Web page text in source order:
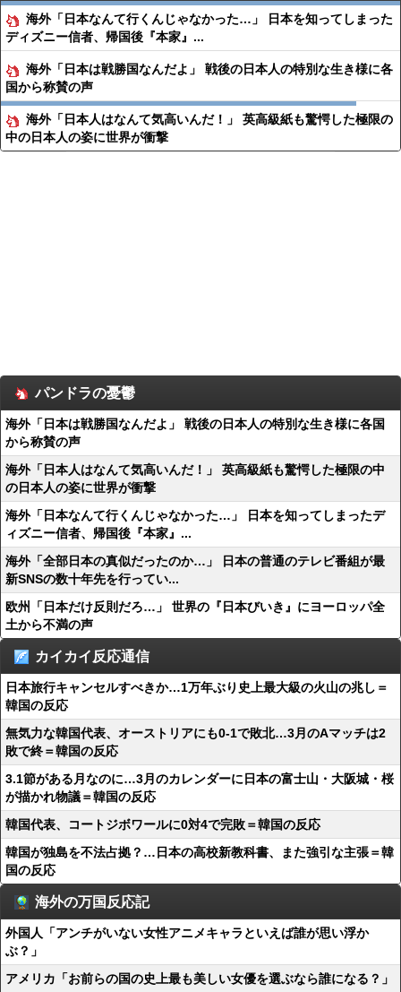
海外「日本なんて行くんじゃなかった…」 日本を知ってしまった
ディズニー信者、帰国後『本家』...
海外「日本は戦勝国なんだよ」 戦後の日本人の特別な生き様に各
国から称賛の声
海外「日本人はなんて気高いんだ！」 英高級紙も驚愕した極限の
中の日本人の姿に世界が衝撃
パンドラの憂鬱
海外「日本は戦勝国なんだよ」 戦後の日本人の特別な生き様に各国
から称賛の声
海外「日本人はなんて気高いんだ！」 英高級紙も驚愕した極限の中
の日本人の姿に世界が衝撃
海外「日本なんて行くんじゃなかった…」 日本を知ってしまったデ
ィズニー信者、帰国後『本家』...
海外「全部日本の真似だったのか…」 日本の普通のテレビ番組が最
新SNSの数十年先を行ってい...
欧州「日本だけ反則だろ…」 世界の『日本びいき』にヨーロッパ全
土から不満の声
カイカイ反応通信
日本旅行キャンセルすべきか…1万年ぶり史上最大級の火山の兆し＝
韓国の反応
無気力な韓国代表、オーストリアにも0-1で敗北…3月のAマッチは2
敗で終＝韓国の反応
3.1節がある月なのに…3月のカレンダーに日本の富士山・大阪城・桜
が描かれ物議＝韓国の反応
韓国代表、コートジボワールに0対4で完敗＝韓国の反応
韓国が独島を不法占拠？…日本の高校新教科書、また強引な主張＝韓
国の反応
海外の万国反応記
外国人「アンチがいない女性アニメキャラといえば誰が思い浮か
ぶ？」
アメリカ「お前らの国の史上最も美しい女優を選ぶなら誰になる？」